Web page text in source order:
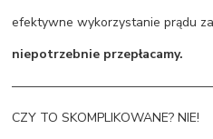
efektywne wykorzystanie prądu
niepotrzebnie przepłacamy.
CZY TO SKOMPLIKOWANE? NIE!